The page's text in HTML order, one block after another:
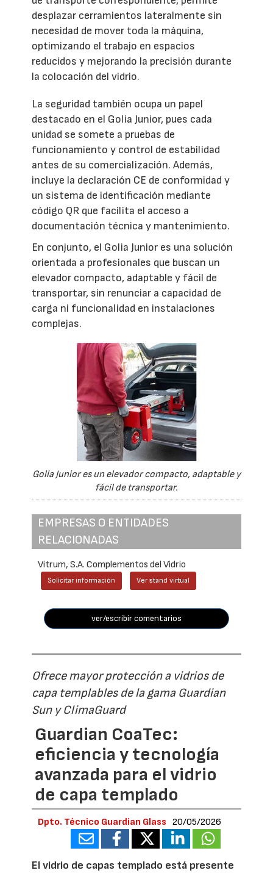
desplazar cerramientos lateralmente sin
necesidad de mover toda la máquina,
optimizando el trabajo en espacios
reducidos y mejorando la precisión durante
la colocación del vidrio.
La seguridad también ocupa un papel
destacado en el Golia Junior, pues cada
unidad se somete a pruebas de
funcionamiento y control de estabilidad
antes de su comercialización. Además,
incluye la declaración CE de conformidad y
un sistema de identificación mediante
código QR que facilita el acceso a
documentación técnica y mantenimiento.
En conjunto, el Golia Junior es una solución
orientada a profesionales que buscan un
elevador compacto, adaptable y fácil de
transportar, sin renunciar a capacidad de
carga ni funcionalidad en instalaciones
complejas.
Golia Junior es un elevador compacto, adaptable y
fácil de transportar.
EMPRESAS O ENTIDADES
RELACIONADAS
Vitrum, S.A. Complementos del Vidrio
Solicitar información Ver stand virtual
ver/escribir comentarios
Ofrece mayor protección a vidrios de
capa templables de la gama Guardian
Sun y ClimaGuard
Guardian CoaTec:
eficiencia y tecnología
avanzada para el vidrio
de capa templado
Dpto. Técnico Guardian Glass 20/05/2026
El vidrio de capas templado está presente